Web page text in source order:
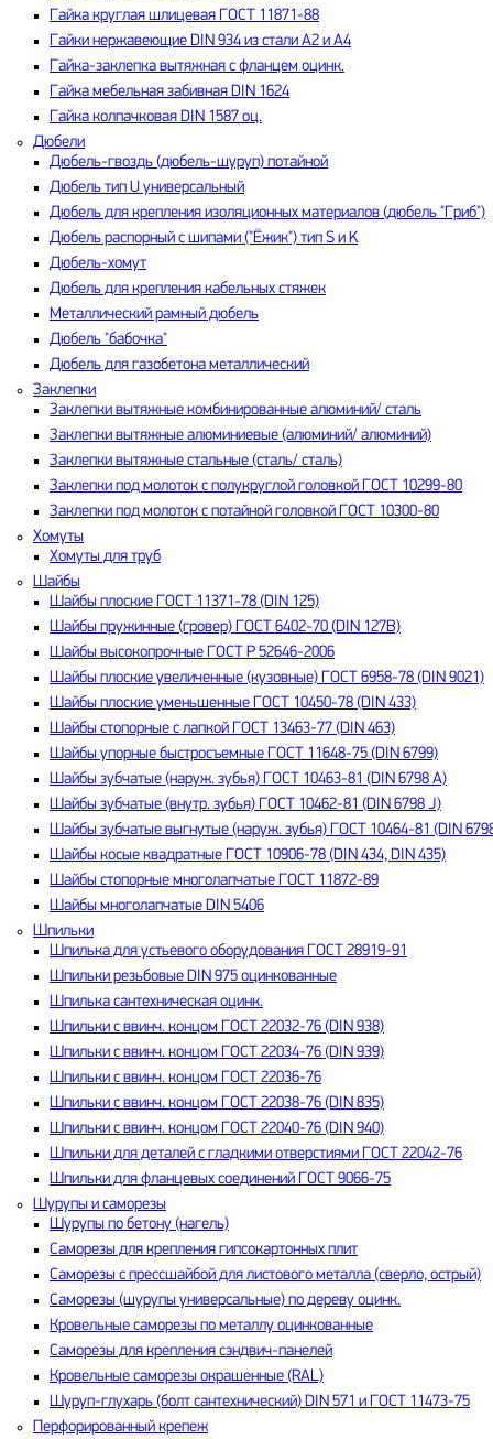
Гайка круглая шлицевая ГОСТ 11871-88
Гайки нержавеющие DIN 934 из стали A2 и А4
Гайка-заклепка вытяжная с фланцем оцинк.
Гайка мебельная забивная DIN 1624
Гайка колпачковая DIN 1587 оц.
Дюбели
Дюбель-гвоздь (дюбель-шуруп) потайной
Дюбель тип U универсальный
Дюбель для крепления изоляционных материалов (дюбель "Гриб")
Дюбель распорный с шипами ("Ёжик") тип S и K
Дюбель-хомут
Дюбель для крепления кабельных стяжек
Металлический рамный дюбель
Дюбель "бабочка"
Дюбель для газобетона металлический
Заклепки
Заклепки вытяжные комбинированные алюминий/ сталь
Заклепки вытяжные алюминиевые (алюминий/ алюминий)
Заклепки вытяжные стальные (сталь/ сталь)
Заклепки под молоток с полукруглой головкой ГОСТ 10299-80
Заклепки под молоток с потайной головкой ГОСТ 10300-80
Хомуты
Хомуты для труб
Шайбы
Шайбы плоские ГОСТ 11371-78 (DIN 125)
Шайбы пружинные (гровер) ГОСТ 6402-70 (DIN 127B)
Шайбы высокопрочные ГОСТ Р 52646-2006
Шайбы плоские увеличенные (кузовные) ГОСТ 6958-78 (DIN 9021)
Шайбы плоские уменьшенные ГОСТ 10450-78 (DIN 433)
Шайбы стопорные с лапкой ГОСТ 13463-77 (DIN 463)
Шайбы упорные быстросъемные ГОСТ 11648-75 (DIN 6799)
Шайбы зубчатые (наруж. зубья) ГОСТ 10463-81 (DIN 6798 A)
Шайбы зубчатые (внутр. зубья) ГОСТ 10462-81 (DIN 6798 J)
Шайбы зубчатые выгнутые (наруж. зубья) ГОСТ 10464-81 (DIN
Шайбы косые квадратные ГОСТ 10906-78 (DIN 434, DIN 435)
Шайбы стопорные многолапчатые ГОСТ 11872-89
Шайбы многолапчатые DIN 5406
Шпильки
Шпилька для устьевого оборудования ГОСТ 28919-91
Шпильки резьбовые DIN 975 оцинкованные
Шпилька сантехническая оцинк.
Шпильки с ввинч. концом ГОСТ 22032-76 (DIN 938)
Шпильки с ввинч. концом ГОСТ 22034-76 (DIN 939)
Шпильки с ввинч. концом ГОСТ 22036-76
Шпильки с ввинч. концом ГОСТ 22038-76 (DIN 835)
Шпильки с ввинч. концом ГОСТ 22040-76 (DIN 940)
Шпильки для деталей с гладкими отверстиями ГОСТ 22042-76
Шпильки для фланцевых соединений ГОСТ 9066-75
Шурупы и саморезы
Шурупы по бетону (нагель)
Саморезы для крепления гипсокартонных плит
Саморезы с прессшайбой для листового металла (сверло, острый)
Саморезы (шурупы универсальные) по дереву оцинк.
Кровельные саморезы по металлу оцинкованные
Саморезы для крепления сэндвич-панелей
Кровельные саморезы окрашенные (RAL)
Шуруп-глухарь (болт сантехнический) DIN 571 и ГОСТ 11473-75
Перфорированный крепеж